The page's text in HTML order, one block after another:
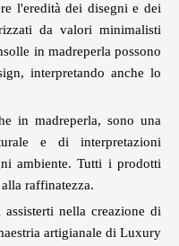
l'eredità dei disegni e dei
da valori minimalisti
in madreperla possono
interpretando anche lo
in madreperla, sono una
e di interpretazioni
ambiente. Tutti i prodotti
raffinatezza.
nella creazione di
artigianale di Luxury